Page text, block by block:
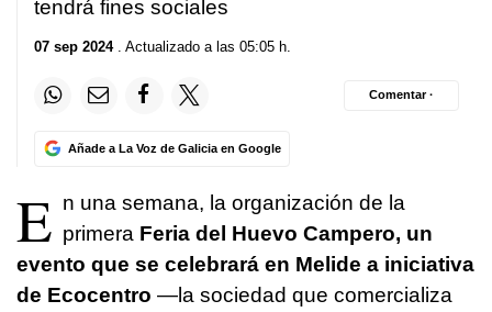
tendrá fines sociales
07 sep 2024. Actualizado a las 05:05 h.
Añade a La Voz de Galicia en Google
Comentar ·
E n una semana, la organización de la
primera Feria del Huevo Campero, un
evento que se celebrará en Melide a iniciativa
de Ecocentro —la sociedad que comercializa